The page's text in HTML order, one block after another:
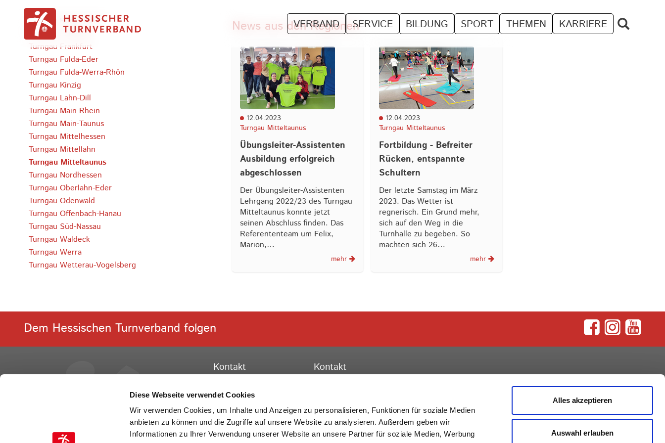
Diese Webseite verwendet Cookies
Wir verwenden Cookies, um Inhalte und Anzeigen zu personalisieren, Funktionen für soziale Medien
anbieten zu können und die Zugriffe auf unsere Website zu analysieren. Außerdem geben wir
Informationen zu Ihrer Verwendung unserer Website an unsere Partner für soziale Medien, Werbung
Alles akzeptieren
Auswahl erlauben
VERBAND SERVICE BILDUNG SPORT THEMEN KARRIERE
Turngau Bergstraße
Turngau Feldberg
Turngau Frankfurt
Turngau Fulda-Eder
Turngau Fulda-Werra-Rhön
Turngau Kinzig
Turngau Lahn-Dill
Turngau Main-Rhein
Turngau Main-Taunus
Turngau Mittelhessen
Turngau Mittellahn
Turngau Mitteltaunus
Turngau Nordhessen
Turngau Oberlahn-Eder
Turngau Odenwald
Turngau Offenbach-Hanau
Turngau Süd-Nassau
Turngau Waldeck
Turngau Werra
Turngau Wetterau-Vogelsberg
News aus den Regionen
12.04.2023
Turngau Mitteltaunus
Übungsleiter-Assistenten
Ausbildung erfolgreich
abgeschlossen
Der Übungsleiter-Assistenten
Lehrgang 2022/23 des Turngau
Mitteltaunus konnte jetzt
seinen Abschluss finden. Das
Referententeam um Felix,
Marion,…
mehr
12.04.2023
Turngau Mitteltaunus
Fortbildung - Befreiter
Rücken, entspannte
Schultern
Der letzte Samstag im März
2023. Das Wetter ist
regnerisch. Ein Grund mehr,
sich auf den Weg in die
Turnhalle zu begeben. So
machten sich 26…
mehr
Dem Hessischen Turnverband folgen
Kontakt
Geschäftsstelle Frankfurt
60528 Frankfurt am Main
Telefon:069 6773772-0
Kontakt
36304 Alsfeld
Telefon:069 6773772-0